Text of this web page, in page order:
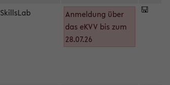
SkillsLab
Anmeldung über
das eKVV bis zum
28.07.26